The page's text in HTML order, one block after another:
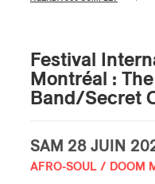
Festival
Montréal :
Band/Secret
SAM 28 JUIN
AFRO-SOUL / DOOM